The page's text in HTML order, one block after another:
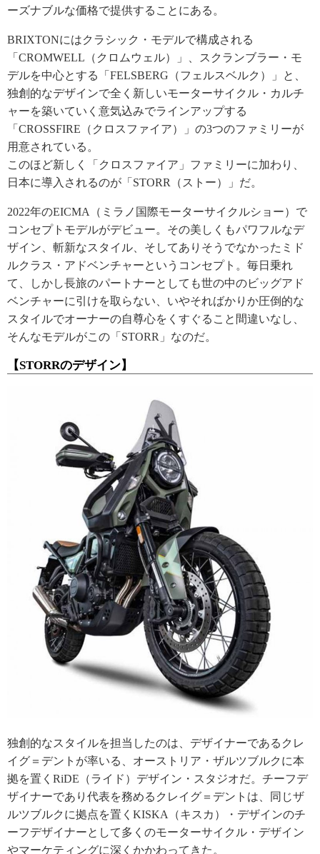
ーズナブルな価格で提供することにある。
BRIXTONにはクラシック・モデルで構成される
「CROMWELL（クロムウェル）」、スクランブラー・モ
デルを中心とする「FELSBERG（フェルスベルク）」と、
独創的なデザインで全く新しいモーターサイクル・カルチ
ャーを築いていく意気込みでラインアップする
「CROSSFIRE（クロスファイア）」の3つのファミリーが
用意されている。
このほど新しく「クロスファイア」ファミリーに加わり、
日本に導入されるのが「STORR（ストー）」だ。
2022年のEICMA（ミラノ国際モーターサイクルショー）で
コンセプトモデルがデビュー。その美しくもパワフルなデ
ザイン、斬新なスタイル、そしてありそうでなかったミド
ルクラス・アドベンチャーというコンセプト。毎日乗れ
て、しかし長旅のパートナーとしても世の中のビッグアド
ベンチャーに引けを取らない、いやそればかりか圧倒的な
スタイルでオーナーの自尊心をくすぐること間違いなし、
そんなモデルがこの「STORR」なのだ。
【STORRのデザイン】
独創的なスタイルを担当したのは、デザイナーであるクレ
イグ＝デントが率いる、オーストリア・ザルツブルクに本
拠を置くRiDE（ライド）デザイン・スタジオだ。チーフデ
ザイナーであり代表を務めるクレイグ＝デントは、同じザ
ルツブルクに拠点を置くKISKA（キスカ）・デザインのチ
ーフデザイナーとして多くのモーターサイクル・デザイン
やマーケティングに深くかかわってきた。